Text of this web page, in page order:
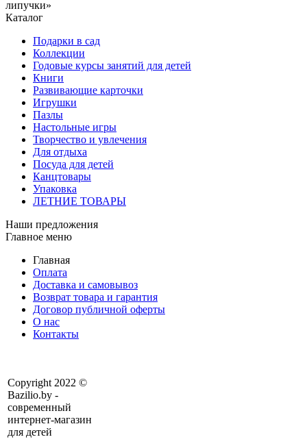
липучки»
Каталог
Подарки в сад
Коллекции
Годовые курсы занятий для детей
Книги
Развивающие карточки
Игрушки
Пазлы
Настольные игры
Творчество и увлечения
Для отдыха
Посуда для детей
Канцтовары
Упаковка
ЛЕТНИЕ ТОВАРЫ
Наши предложения
Главное меню
Главная
Оплата
Доставка и самовывоз
Возврат товара и гарантия
Договор публичной оферты
О нас
Контакты
Copyright 2022 ©
Bazilio.by -
современный
интернет-магазин
для детей